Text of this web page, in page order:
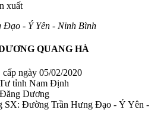
- Ý Yên - Ninh Bình
QUANG HÀ
ngày 05/02/2020
tỉnh Nam Định
Dương
SX: Đường Trần Hưng Đạo - Ý Yên -